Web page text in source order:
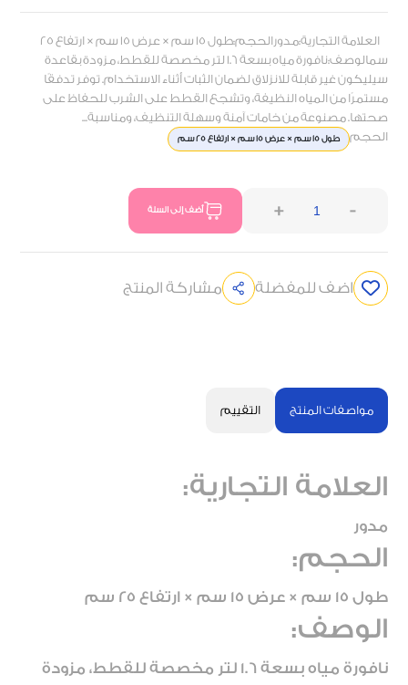
العلامة التجارية:مدورالحجم:طول 15 سم × عرض 15 سم × ارتفاع 25
سمالوصف:نافورة مياه بسعة 1.6 لتر مخصصة للقطط، مزودة بقاعدة
سيليكون غير قابلة للانزلاق لضمان الثبات أثناء الاستخدام. توفر تدفقًا
مستمرًا من المياه النظيفة، وتشجع القطط على الشرب للحفاظ على
صحتها. مصنوعة من خامات آمنة وسهلة التنظيف، ومناسبة...
الحجم
طول 15 سم × عرض 15 سم × ارتفاع 25 سم
-
+ أضف إلى السلة
اضف للمفضلة مشاركة المنتج
مواصفات المنتج التقييم
العلامة التجارية:
مدور
الحجم:
طول 15 سم × عرض 15 سم × ارتفاع 25 سم
الوصف:
نافورة مياه بسعة 1.6 لتر مخصصة للقطط، مزودة